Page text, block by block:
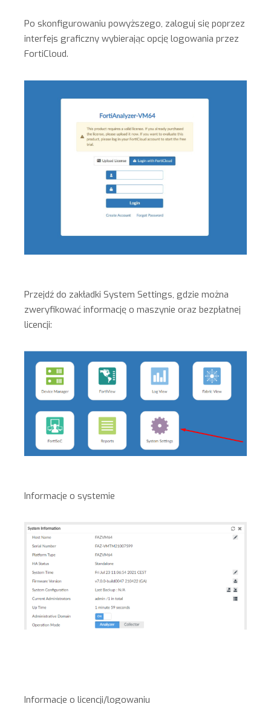
Po skonfigurowaniu powyższego, zaloguj się poprzez
interfejs graficzny wybierając opcję logowania przez
FortiCloud.
Przejdź do zakładki System Settings, gdzie można
zweryfikować informację o maszynie oraz bezpłatnej
licencji:
Informacje o systemie
Informacje o licencji/logowaniu